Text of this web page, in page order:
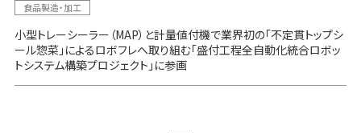
食品製造・加工
小型トレーシーラー（MAP）と計量値付機で業界初の「不定貫トップシ
ール惣菜」によるロボフレへ取り組む「盛付工程全自動化統合ロボッ
トシステム構築プロジェクト」に参画